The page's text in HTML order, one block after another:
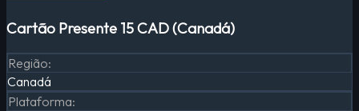
Cartão Presente 15 CAD (Canadá)
Região:
Canadá
Plataforma: